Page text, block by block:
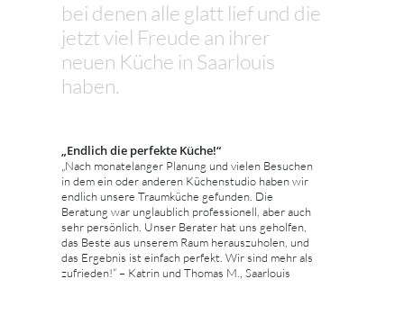
bei denen alle glatt lief und die
jetzt viel Freude an ihrer
neuen Küche in Saarlouis
haben.
„Endlich die perfekte Küche!“
„Nach monatelanger Planung und vielen Besuchen
in dem ein oder anderen Küchenstudio haben wir
endlich unsere Traumküche gefunden. Die
Beratung war unglaublich professionell, aber auch
sehr persönlich. Unser Berater hat uns geholfen,
das Beste aus unserem Raum herauszuholen, und
das Ergebnis ist einfach perfekt. Wir sind mehr als
zufrieden!“ – Katrin und Thomas M., Saarlouis